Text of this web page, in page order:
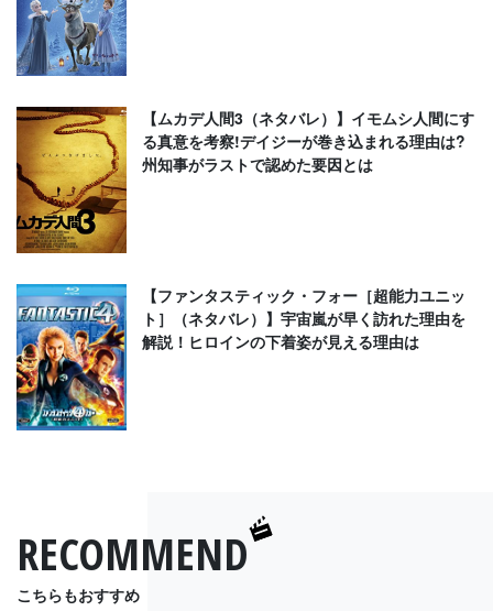
【ムカデ人間3（ネタバレ）】イモムシ人間にす
る真意を考察!デイジーが巻き込まれる理由は?
州知事がラストで認めた要因とは
【ファンタスティック・フォー［超能力ユニッ
ト］（ネタバレ）】宇宙嵐が早く訪れた理由を
解説！ヒロインの下着姿が見える理由は
RECOMMEND
こちらもおすすめ